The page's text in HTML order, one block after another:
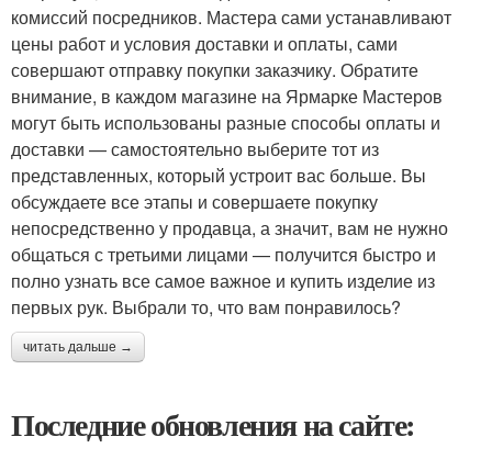
комиссий посредников. Мастера сами устанавливают
цены работ и условия доставки и оплаты, сами
совершают отправку покупки заказчику. Обратите
внимание, в каждом магазине на Ярмарке Мастеров
могут быть использованы разные способы оплаты и
доставки — самостоятельно выберите тот из
представленных, который устроит вас больше. Вы
обсуждаете все этапы и совершаете покупку
непосредственно у продавца, а значит, вам не нужно
общаться с третьими лицами — получится быстро и
полно узнать все самое важное и купить изделие из
первых рук. Выбрали то, что вам понравилось?
читать дальше →
Последние обновления на сайте: